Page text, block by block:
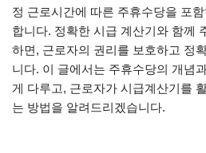
정 근로시간에 따른 주휴수당을 포
합니다. 정확한 시급 계산기와 함께
하면, 근로자의 권리를 보호하고 정
니다. 이 글에서는 주휴수당의 개념
게 다루고, 근로자가 시급계산기를
는 방법을 알려드리겠습니다.